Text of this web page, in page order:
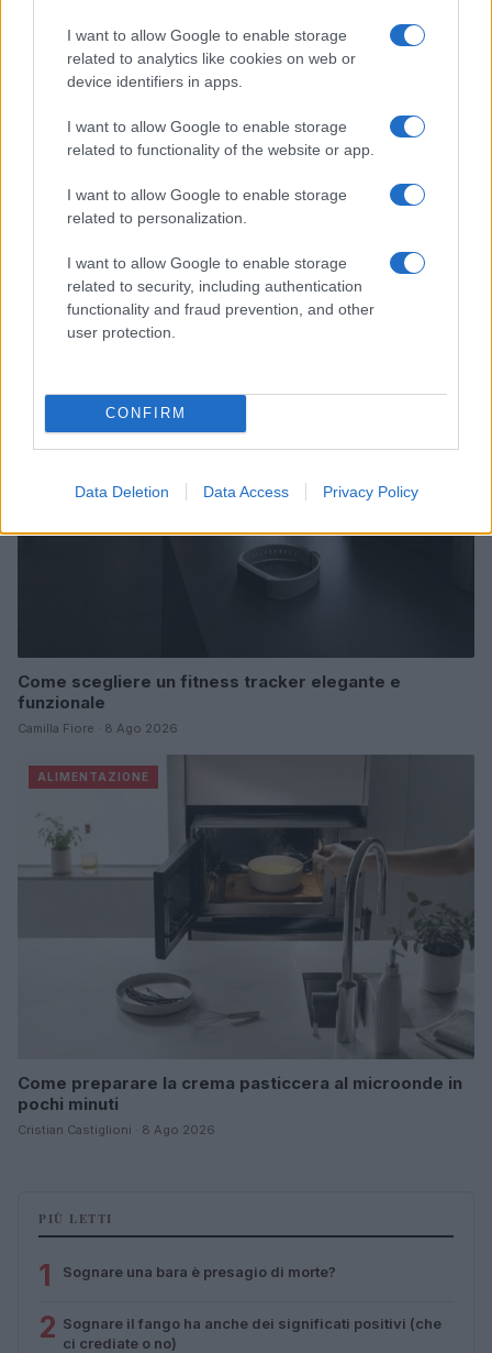
I want to allow Google to enable storage
related to analytics like cookies on web or
device identifiers in apps.
I want to allow Google to enable storage
related to functionality of the website or app.
I want to allow Google to enable storage
related to personalization.
I want to allow Google to enable storage
related to security, including authentication
functionality and fraud prevention, and other
user protection.
CONFIRM
Data Deletion Data Access Privacy Policy
Dieta cervello-friendly: abbinamenti eleganti per
focus e memoria
Camilla Fiore · 8 Ago 2026
Come scegliere un fitness tracker elegante e
funzionale
Camilla Fiore · 8 Ago 2026
ALIMENTAZIONE
Come preparare la crema pasticcera al microonde in
pochi minuti
Cristian Castiglioni · 8 Ago 2026
PIÙ LETTI
1 Sognare una bara è presagio di morte?
2 Sognare il fango ha anche dei significati positivi (che
ci crediate o no)